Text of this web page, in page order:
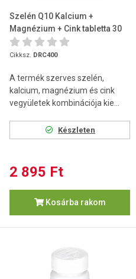
Szelén Q10 Kalcium +
Magnézium + Cink tabletta 30
db (Dr.Chen)
Cikksz. DRC400
A termék szerves szelén,
kalcium, magnézium és cink
vegyületek kombinációja kie...
Készleten
2 895 Ft
Kosárba rakom